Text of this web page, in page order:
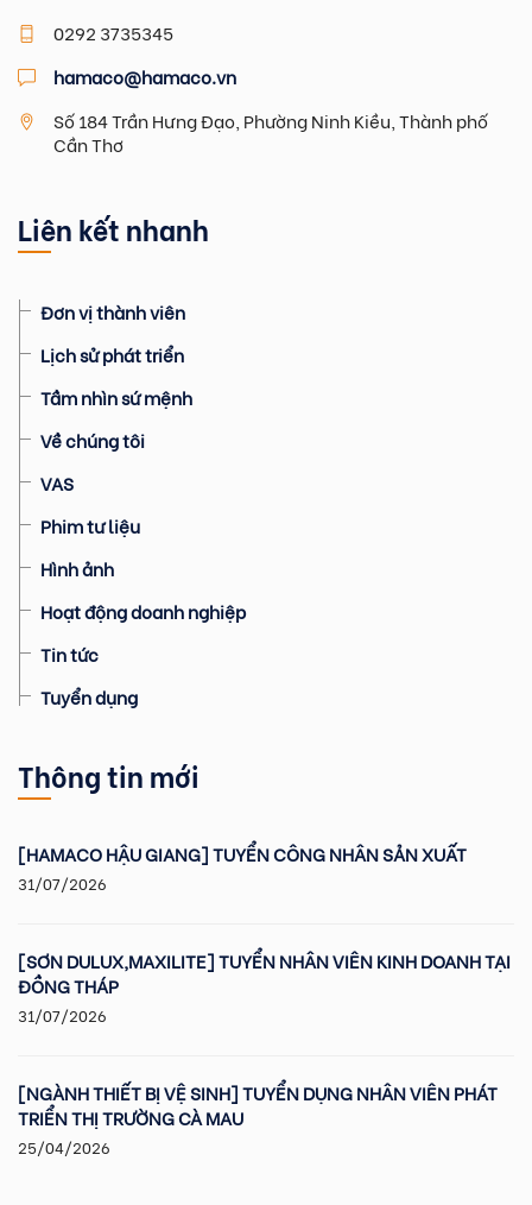
0292 3735345
hamaco@hamaco.vn
Số 184 Trần Hưng Đạo, Phường Ninh Kiều, Thành phố
Cần Thơ
Liên kết nhanh
Đơn vị thành viên
Lịch sử phát triển
Tầm nhìn sứ mệnh
Về chúng tôi
VAS
Phim tư liệu
Hình ảnh
Hoạt động doanh nghiệp
Tin tức
Tuyển dụng
Thông tin mới
[HAMACO HẬU GIANG] TUYỂN CÔNG NHÂN SẢN XUẤT
31/07/2026
[SƠN DULUX,MAXILITE] TUYỂN NHÂN VIÊN KINH DOANH TẠI
ĐỒNG THÁP
31/07/2026
[NGÀNH THIẾT BỊ VỆ SINH] TUYỂN DỤNG NHÂN VIÊN PHÁT
TRIỂN THỊ TRƯỜNG CÀ MAU
25/04/2026